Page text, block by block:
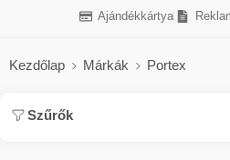
Ajándékkártya
Kezdőlap Márkák Portex
Szűrők